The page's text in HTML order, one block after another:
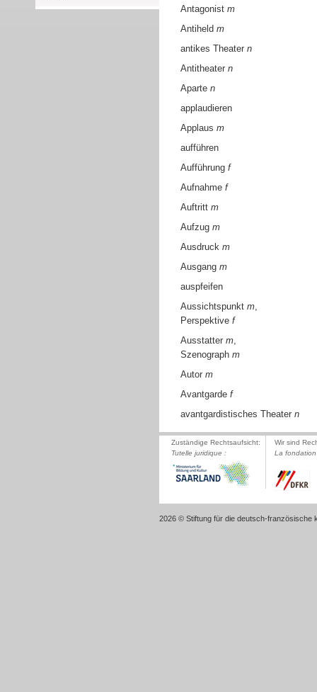
Antagonist m
Antiheld m
antikes Theater n
Antitheater n
Aparte n
applaudieren
Applaus m
aufführen
Aufführung f
Aufnahme f
Auftritt m
Aufzug m
Ausdruck m
Ausgang m
auspfeifen
Aussichtspunkt m,
Perspektive f
Ausstatter m,
Szenograph m
Autor m
Avantgarde f
avantgardistisches Theater n
Zuständige Rechtsaufsicht:
Tutelle juridique :
Wir sind
La
2026 © Stiftung für die deutsch-französische